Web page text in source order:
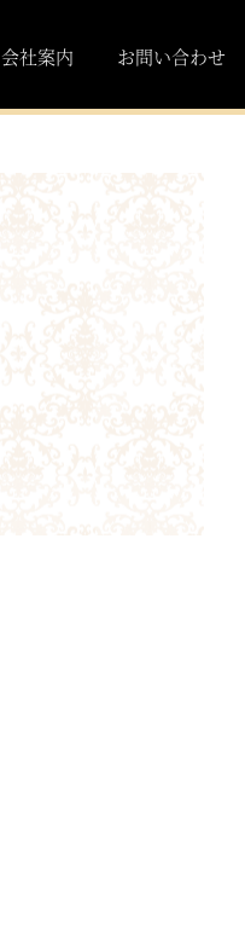
会社案内 お問い合わせ